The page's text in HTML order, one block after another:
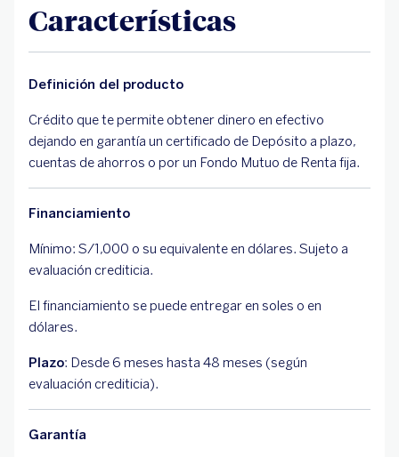
Características
Definición del producto
Crédito que te permite obtener dinero en efectivo
dejando en garantía un certificado de Depósito a plazo,
cuentas de ahorros o por un Fondo Mutuo de Renta fija.
Financiamiento
Mínimo: S/1,000 o su equivalente en dólares. Sujeto a
evaluación crediticia.
El financiamiento se puede entregar en soles o en
dólares.
Plazo: Desde 6 meses hasta 48 meses (según
evaluación crediticia).
Garantía